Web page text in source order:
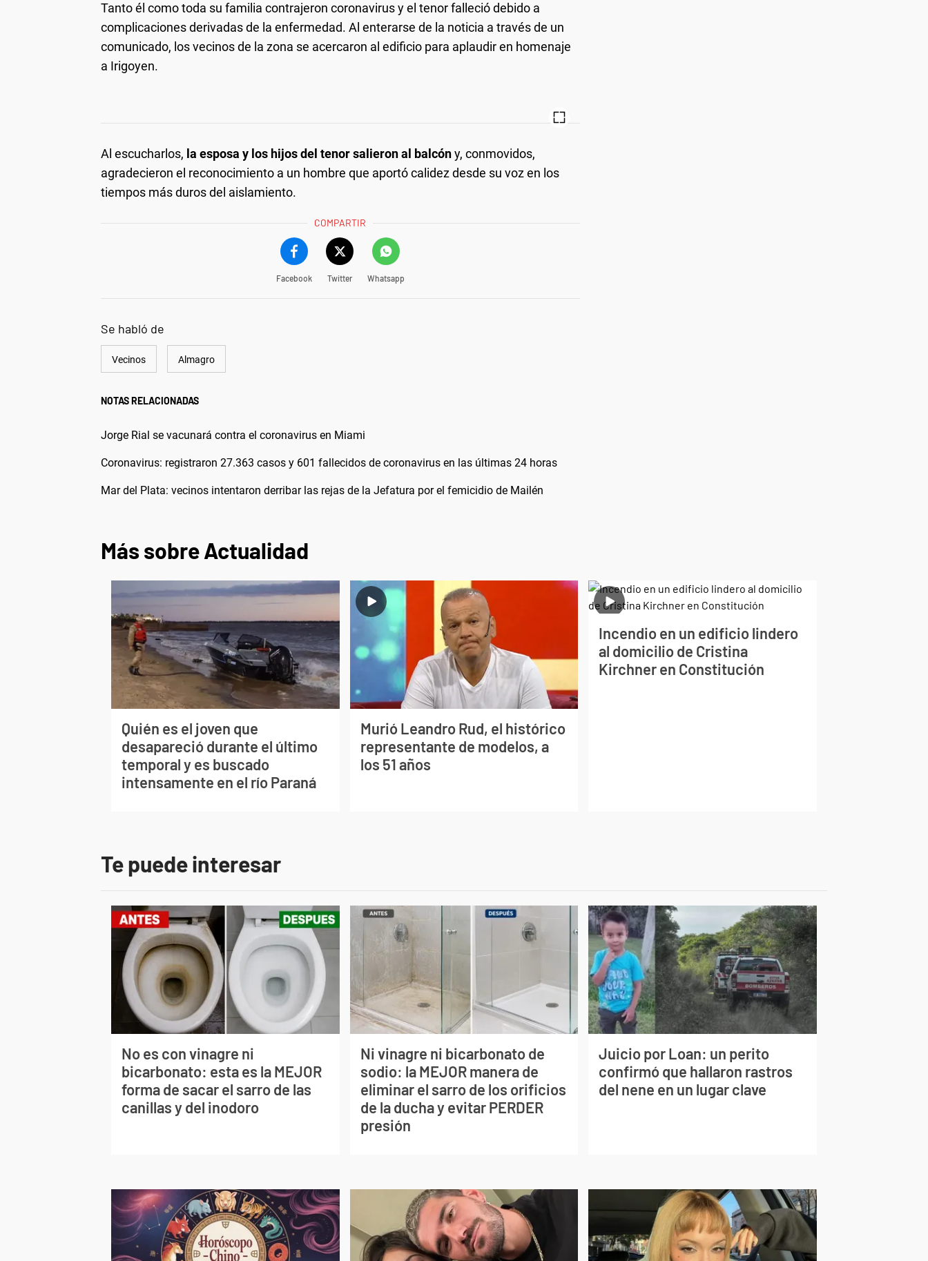
Tanto él como toda su familia contrajeron coronavirus y el tenor falleció debido a
complicaciones derivadas de la enfermedad. Al enterarse de la noticia a través de un
comunicado, los vecinos de la zona se acercaron al edificio para aplaudir en homenaje
a Irigoyen.
Al escucharlos, la esposa y los hijos del tenor salieron al balcóny, conmovidos,
agradecieron el reconocimiento a un hombre que aportó calidez desde su voz en los
tiempos más duros del aislamiento.
COMPARTIR
Facebook Twitter Whatsapp
Se habló de
Vecinos Almagro
NOTAS RELACIONADAS
Jorge Rial se vacunará contra el coronavirus en Miami
Coronavirus: registraron 27.363 casos y 601 fallecidos de coronavirus en las últimas 24 horas
Mar del Plata: vecinos intentaron derribar las rejas de la Jefatura por el femicidio de Mailén
Más sobre Actualidad
Quién es el joven que
desapareció durante el último
temporal y es buscado
intensamente en el río Paraná
Murió Leandro Rud, el histórico
representante de modelos, a
los 51 años
Incendio en un edificio lindero
al domicilio de Cristina
Kirchner en Constitución
Te puede interesar
No es con vinagre ni
bicarbonato: esta es la MEJOR
forma de sacar el sarro de las
canillas y del inodoro
Ni vinagre ni bicarbonato de
sodio: la MEJOR manera de
eliminar el sarro de los orificios
de la ducha y evitar PERDER
presión
Juicio por Loan: un perito
confirmó que hallaron rastros
del nene en un lugar clave